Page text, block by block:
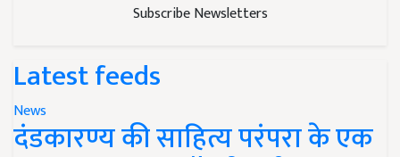
Subscribe Newsletters
Latest feeds
News
दंडकारण्य की साहित्य परंपरा के एक